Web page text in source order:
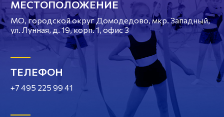
МЕСТОПОЛОЖЕНИЕ
МО, городской округ Домодедово, мкр. Западный,
ул. Лунная, д. 19, корп. 1, офис 3
ТЕЛЕФОН
+7 495 225 99 41